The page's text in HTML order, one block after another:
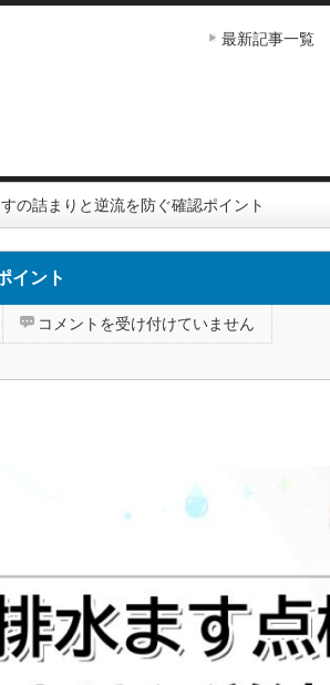
最新記事一覧
の詰まりと逆流を防ぐ確認ポイント
イント
梅
前
詰
ま
り
と
逆
コメントを受け付けていません